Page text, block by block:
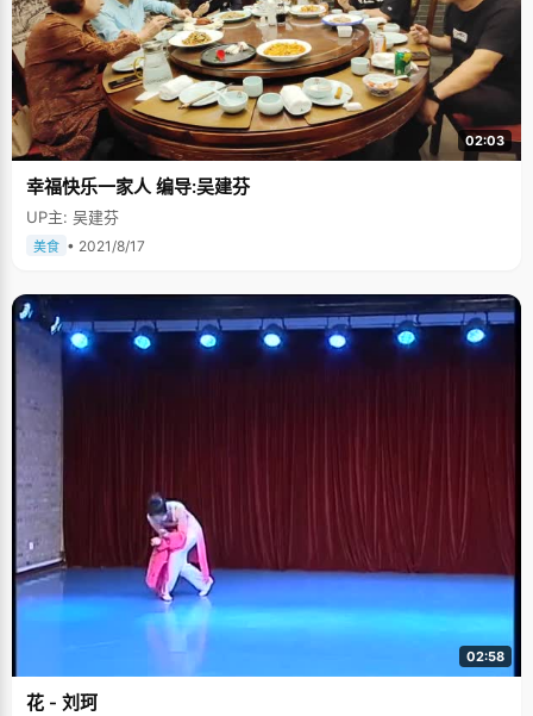
不高，但是对孩子的期望很大，要求特别严格。"爸爸管得很严，尤其在学习
上，有非常高的标准，考差了不行，会说，考好了会给一点奖励，"杨改慧
说，"小时候看电视时间稍微长一点，爸爸就会严令禁止，让我们去做作业或
者看书。慢慢的我们也就不看了。"在如今的社会里，要有一个好的未来，只
能通过考学走出农村，这是所有农村人的一个共识。对于爸爸的严厉，杨改
慧非常的理解，在学习上加倍的努力，每次都能考回一个好的成绩。 为让孩
子有好的教育环境，杨改慧的爸爸想了很多办法，初中的时候将杨改慧和弟
弟转到了城里去上学。"农村的教育环境和城里孩子还是很不一样的。刚到城
朗，与他们相比，自己显得特别拘谨和内向，"杨改慧说。为了克服自己的自
卑，杨改慧把更多的时间和精力花在了学习上，用好成绩来证明自己的实
力。 相比爸爸的严厉，妈妈是孩子们最安心的避风港，每次在学习上碰到难
题或者不开心的时候，杨改慧会回家找妈妈聊聊天，陪她逛逛街，完全放松
别特别努力的学生，班上没有几个同学能够比得上我努力的"，杨改慧
说，"每天早上5：00准时起床，晚上10：00才回宿舍睡觉。除了必要的吃
饭之类的时间，我基本都在教室里学习。" 杨改慧喜欢总结，在已有题型的基
础上再分成细节来总结，比其他同学更加深入和细致，"我的物理总结了一大
习，尤其是放弃保送之后，她更是一刻都不敢放松，压力太大的时候，她会
去跑步，晚上一个人在漆黑空旷的操场上一圈一圈的跑，一边跑一边对自己
说鼓励的话，憧憬着美好的未来，直到浑身都没劲了，大汗淋漓了才罢休。
杨改慧哭过，闹过，但都是自己一个人偷偷的，她不想把自己的坏情绪带个
比人徒增烦恼。 因为漫画喜欢建筑学 杨改慧非常喜欢画画，"小时候因为羡
慕漂亮的漫画作品迷上画画，跟着一个学画画的姐姐学习多一段时间，有一
点点基础"，杨改慧说，"小学的时候特别喜欢看漫画，买了很多漫画书回
来，在家里拟摩漫画作品，一天到晚的画，基本都不出屋。"为画得更好一
点，杨改慧特意报名参加了一个绘画班，学习水彩、素描。美术老师将他的
作品送去参加比赛，拿到了一个银奖、一个二等奖，更鼓励了杨改慧画画的
兴趣和信心。 "后来因为学习忙起来了，就不经常画了。高考前我就想，等高
考完自后要拼命的画"，杨改慧说，"因为喜欢画画，我选择了建筑系"。 清华
大学作为人生的第一个也是最重大的一个目标，杨改慧已经实现了，因为家
庭的原因，经济的原因，她可能不能那么随心所欲，但她希望通过大学这个
崭新的平台，拥有一些自己的追求，"我想作一名建筑师，追求一点艺术的东
西"。
02:03
幸福快乐一家人 编导:吴建芬
UP主: 吴建芬
美食 • 2021/8/17
02:58
花 - 刘珂